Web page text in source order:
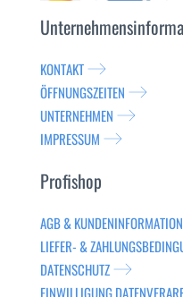
KONTAKT
ÖFFNUNGSZEITEN
UNTERNEHMEN
IMPRESSUM
Profishop
AGB & KUNDENINFORMATION
LIEFER- &
DATENSCHUTZ
EINWILLIGUNG